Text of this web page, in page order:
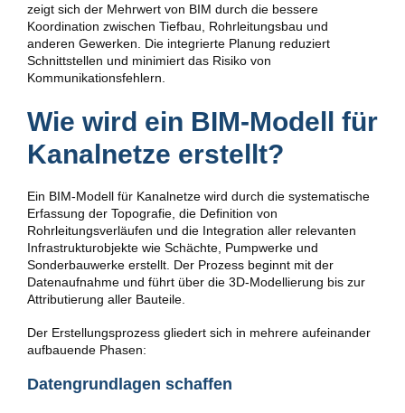
zeigt sich der Mehrwert von BIM durch die bessere
Koordination zwischen Tiefbau, Rohrleitungsbau und
anderen Gewerken. Die integrierte Planung reduziert
Schnittstellen und minimiert das Risiko von
Kommunikationsfehlern.
Wie wird ein BIM-Modell für
Kanalnetze erstellt?
Ein BIM-Modell für Kanalnetze wird durch die systematische
Erfassung der Topografie, die Definition von
Rohrleitungsverläufen und die Integration aller relevanten
Infrastrukturobjekte wie Schächte, Pumpwerke und
Sonderbauwerke erstellt. Der Prozess beginnt mit der
Datenaufnahme und führt über die 3D-Modellierung bis zur
Attributierung aller Bauteile.
Der Erstellungsprozess gliedert sich in mehrere aufeinander
aufbauende Phasen:
Datengrundlagen schaffen